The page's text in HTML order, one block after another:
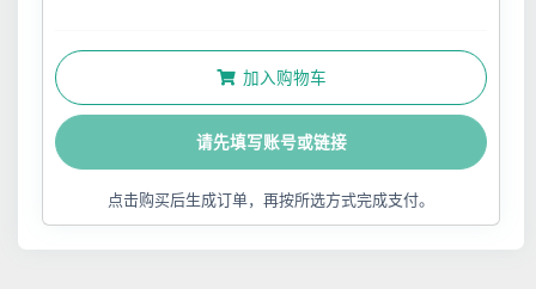
加入购物车
请先填写账号或链接
点击购买后生成订单，再按所选方式完成支付。